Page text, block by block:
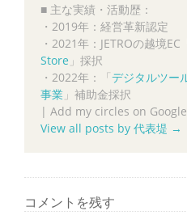
■ 主な実績・活動歴：
・2019年：経営革新認定
・2021年：JETROの越境EC
Store 」採択
・2022年：「デジタルツー
事業 」補助金採択
| Add my circles on
View all posts by 代表堤 →
コメントを残す